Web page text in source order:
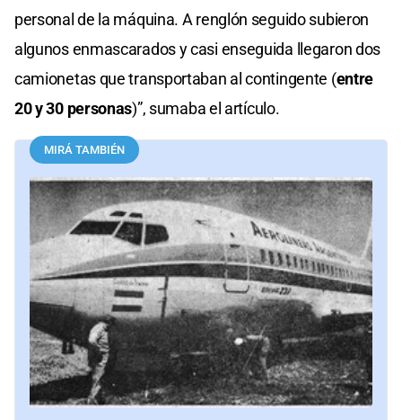
personal de la máquina. A renglón seguido subieron
algunos enmascarados y casi enseguida llegaron dos
camionetas que transportaban al contingente (entre
20 y 30 personas)”, sumaba el artículo.
MIRÁ TAMBIÉN